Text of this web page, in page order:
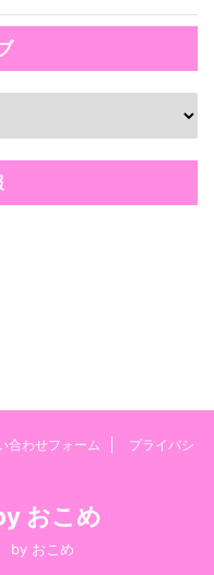
合わせフォーム
プライバシ
おこめ
by おこめ